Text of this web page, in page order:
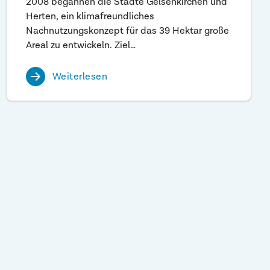
Herten, ein klimafreundliches
Nachnutzungskonzept für das 39 Hektar große
Areal zu entwickeln. Ziel…
Weiterlesen